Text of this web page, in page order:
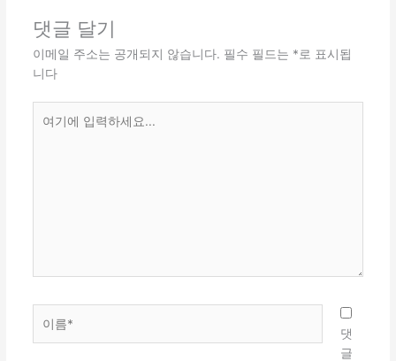
댓글 달기
이메일 주소는 공개되지 않습니다. 필수 필드는 *로 표시됩
니다
댓
글